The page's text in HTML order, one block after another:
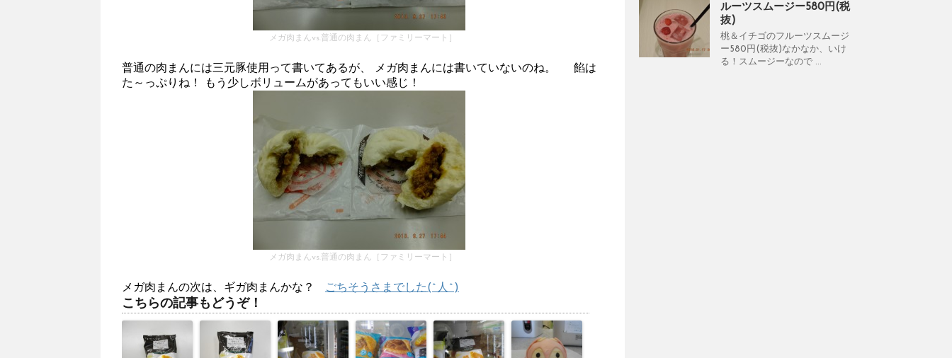
メガ肉まんvs.普通の肉まん［ファミリーマート］
普通の肉まんには三元豚使用って書いてあるが、 メガ肉まんには書いていないのね。 餡は
た～っぷりね！ もう少しボリュームがあってもいい感じ！
メガ肉まんvs.普通の肉まん［ファミリーマート］
メガ肉まんの次は、ギガ肉まんかな？ ごちそうさまでした(^人^)
こちらの記事もどうぞ！
ルーツスムージー580円(税
抜)
桃＆イチゴのフルーツスムージ
ー580円(税抜)なかなか、いけ
る！スムージーなので ...